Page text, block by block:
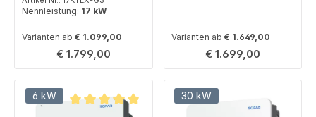
Nennleistung: 17 kW
Varianten ab € 1.099,00
Regulärer Preis:
€ 1.799,00
Varianten ab € 1.649,00
Regulärer Preis:
€ 1.699,00
6 kW
30 kW